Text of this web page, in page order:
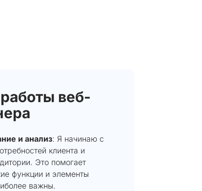
веб-
и анализ: Я начинаю с
клиента и
Это помогает
функции и элементы
важны.